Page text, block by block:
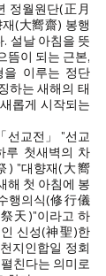
정월원단(正月
(大嚮齋) 봉행
설날 아침을 뜻
뜸이 되는 근본,
을 이루는 정단
하는 새해의 태
롭게 시작되는
선교전」 "선교
루 첫새벽의 차
) "대향재(大嚮
해 첫 아침에 봉
행의식(修行儀
天)"이라고 하
신성(神聖)한
지인합일 정회
친다는 의미로